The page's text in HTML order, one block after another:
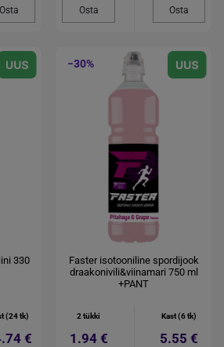
Osta Osta Osta
330
(24 tk)
€
−30%
Faster isotooniline spordijook
draakonivili&viinamari 750 ml
+PANT
2 tükki
1.94 €
Kast (6 tk)
5.55 €